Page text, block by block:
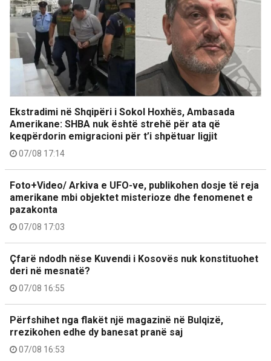
Ekstradimi në Shqipëri i Sokol Hoxhës, Ambasada
Amerikane: SHBA nuk është strehë për ata që
keqpërdorin emigracioni për t’i shpëtuar ligjit
07/08 17:14
Foto+Video/ Arkiva e UFO-ve, publikohen dosje të reja
amerikane mbi objektet misterioze dhe fenomenet e
pazakonta
07/08 17:03
Çfarë ndodh nëse Kuvendi i Kosovës nuk konstituohet
deri në mesnatë?
07/08 16:55
Përfshihet nga flakët një magazinë në Bulqizë,
rrezikohen edhe dy banesat pranë saj
07/08 16:53